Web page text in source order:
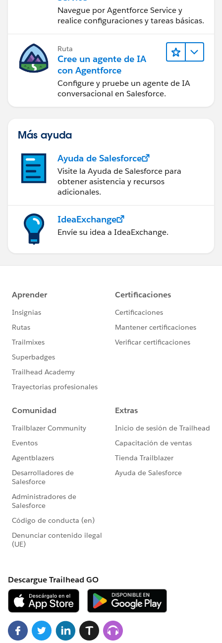
Navegue por Agentforce Service y
realice configuraciones y tareas básicas.
Ruta
Cree un agente de IA
con Agentforce
Configure y pruebe un agente de IA
conversacional en Salesforce.
Más ayuda
Ayuda de Salesforce
Visite la Ayuda de Salesforce para
obtener asistencia y recursos
adicionales.
IdeaExchange
Envíe su idea a IdeaExchange.